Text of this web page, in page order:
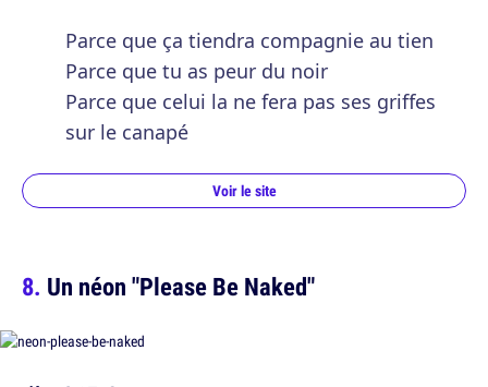
Parce que ça tiendra compagnie au tien
Parce que tu as peur du noir
Parce que celui la ne fera pas ses griffes
sur le canapé
Voir le site
Un néon "Please Be Naked"